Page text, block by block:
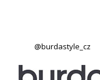
@burdastyle_cz